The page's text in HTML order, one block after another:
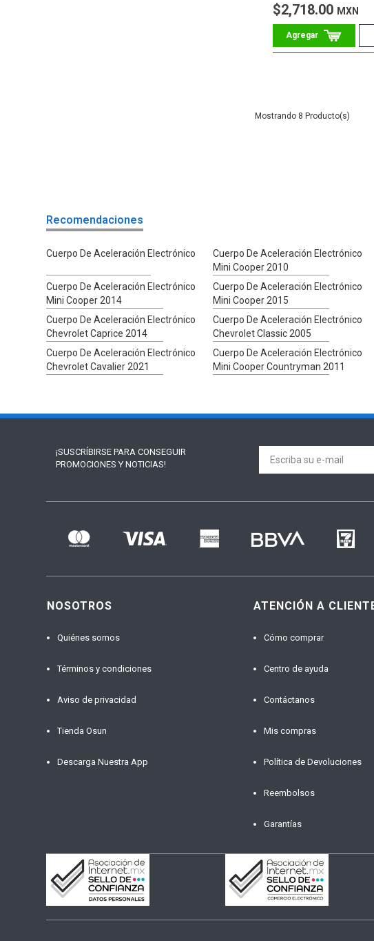
$2,718.00 MXN
8
Recomendaciones
Cuerpo De Aceleración Electrónico
Cuerpo De Aceleración Electrónico
Mini Cooper 2010
Cuerpo De Aceleración Electrónico
Mini Cooper 2014
Cuerpo De Aceleración Electrónico
Mini Cooper 2015
Cuerpo De Aceleración Electrónico
Chevrolet Caprice 2014
Cuerpo De Aceleración Electrónico
Chevrolet Classic 2005
Cuerpo De Aceleración Electrónico
Chevrolet Cavalier 2021
Cuerpo De Aceleración Electrónico
Mini Cooper Countryman 2011
¡SUSCRÍBIRSE PARA CONSEGUIR
PROMOCIONES Y NOTICIAS!
NOSOTROS
Quiénes somos
Términos y condiciones
Aviso de privacidad
Tienda Osun
Descarga Nuestra App
ATENCIÓN A
Cómo comprar
Centro de ayuda
Contáctanos
Mis compras
Política de Devoluciones
Reembolsos
Garantías